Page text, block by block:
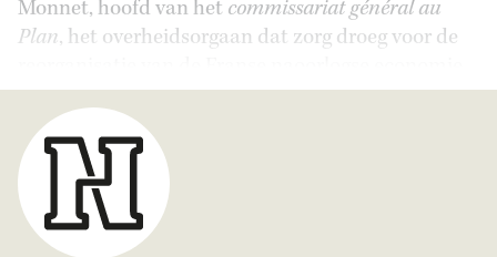
Monnet, hoofd van het commissariat général au
Plan, het overheidsorgaan dat zorg droeg voor de